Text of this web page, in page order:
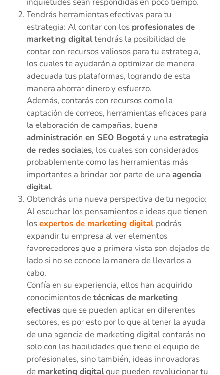
Tendrás herramientas efectivas para tu
estrategia: Al contar con los profesionales de
marketing digitaltendrás la posibilidad de
contar con recursos valiosos para tu estrategia,
los cuales te ayudarán a optimizar de manera
adecuada tus plataformas, logrando de esta
manera ahorrar dinero y esfuerzo.
Además, contarás con recursos como la
captación de correos, herramientas eficaces para
la elaboración de campañas, buena
administración en SEO Bogotáy una estrategia
de redes sociales, los cuales son considerados
probablemente como las herramientas más
importantes a brindar por parte de una agencia
digital.
Obtendrás una nueva perspectiva de tu negocio:
Al escuchar los pensamientos e ideas que tienen
losexpertos de marketing digital podrás
expandir tu empresa al ver elementos
favorecedores que a primera vista son dejados de
lado si no se conoce la manera de llevarlos a
cabo.
Confía en su experiencia, ellos han adquirido
conocimientos detécnicas de marketing
efectivasque se pueden aplicar en diferentes
sectores, es por esto por lo que al tener la ayuda
de una agencia de marketing digital contarás no
solo con las habilidades que tiene el equipo de
profesionales, sino también, ideas innovadoras
de marketing digitalque pueden revolucionar tu